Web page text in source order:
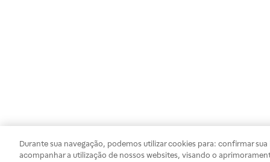
Durante sua navegação, podemos utilizar cookies para: confirmar
acompanhar a utilização de nossos websites, visando o